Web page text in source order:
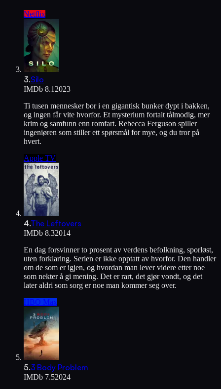
Netflix
3.Silo
IMDb 8.1 2023
Ti tusen mennesker bor i en gigantisk bunker dypt i bakken,
og ingen får vite hvorfor. Et mysterium fortalt tålmodig, mer
krim og samfunn enn romfart. Rebecca Ferguson spiller
ingeniøren som stiller ett spørsmål for mye, og du tror på
hvert.
Apple TV
4.The Leftovers
IMDb 8.32014
En dag forsvinner to prosent av verdens befolkning, sporløst,
uten forklaring. Serien er ikke opptatt av hvorfor. Den handler
om de som er igjen, og hvordan man lever videre etter noe
som nekter å gi mening. Det er rart, det gjør vondt, og det
later aldri som sorg er noe man kommer seg over.
HBO Max
5.3 Body Problem
IMDb 7.52024